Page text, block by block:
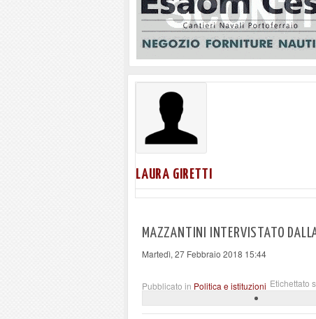
LAURA GIRETTI
MAZZANTINI INTERVISTATO
Martedì, 27 Febbraio 2018 15:44
Pubblicato in Politica e istituzioni Etichettato